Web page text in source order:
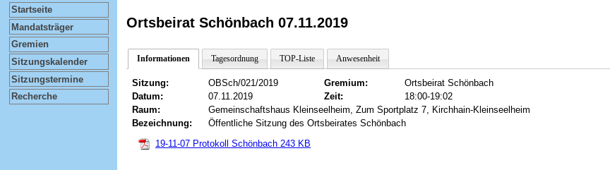
Startseite
Mandatsträger
Gremien
Sitzungskalender
Sitzungstermine
Recherche
Ortsbeirat Schönbach 07.11.2019
Informationen Tagesordnung TOP-Liste Anwesenheit
Sitzung: OBSch/021/2019 Gremium:
Ortsbeirat Schönbach
Datum:
07.11.2019 Zeit:
18:00-19:02
Raum:
Gemeinschaftshaus Kleinseelheim, Zum Sportplatz 7, Kirchhain-Kleinseelheim
Bezeichnung:
Öffentliche Sitzung des Ortsbeirates Schönbach
19-11-07 Protokoll Schönbach 243 KB